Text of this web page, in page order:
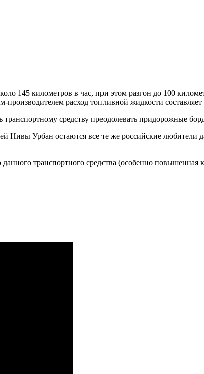
145 километров в час, при этом разгон до 100
расход топливной жидкости
средству преодолевать придорожные
Нивы Урбан остаются все те же российские любители
транспортного средства (особенно повышенная